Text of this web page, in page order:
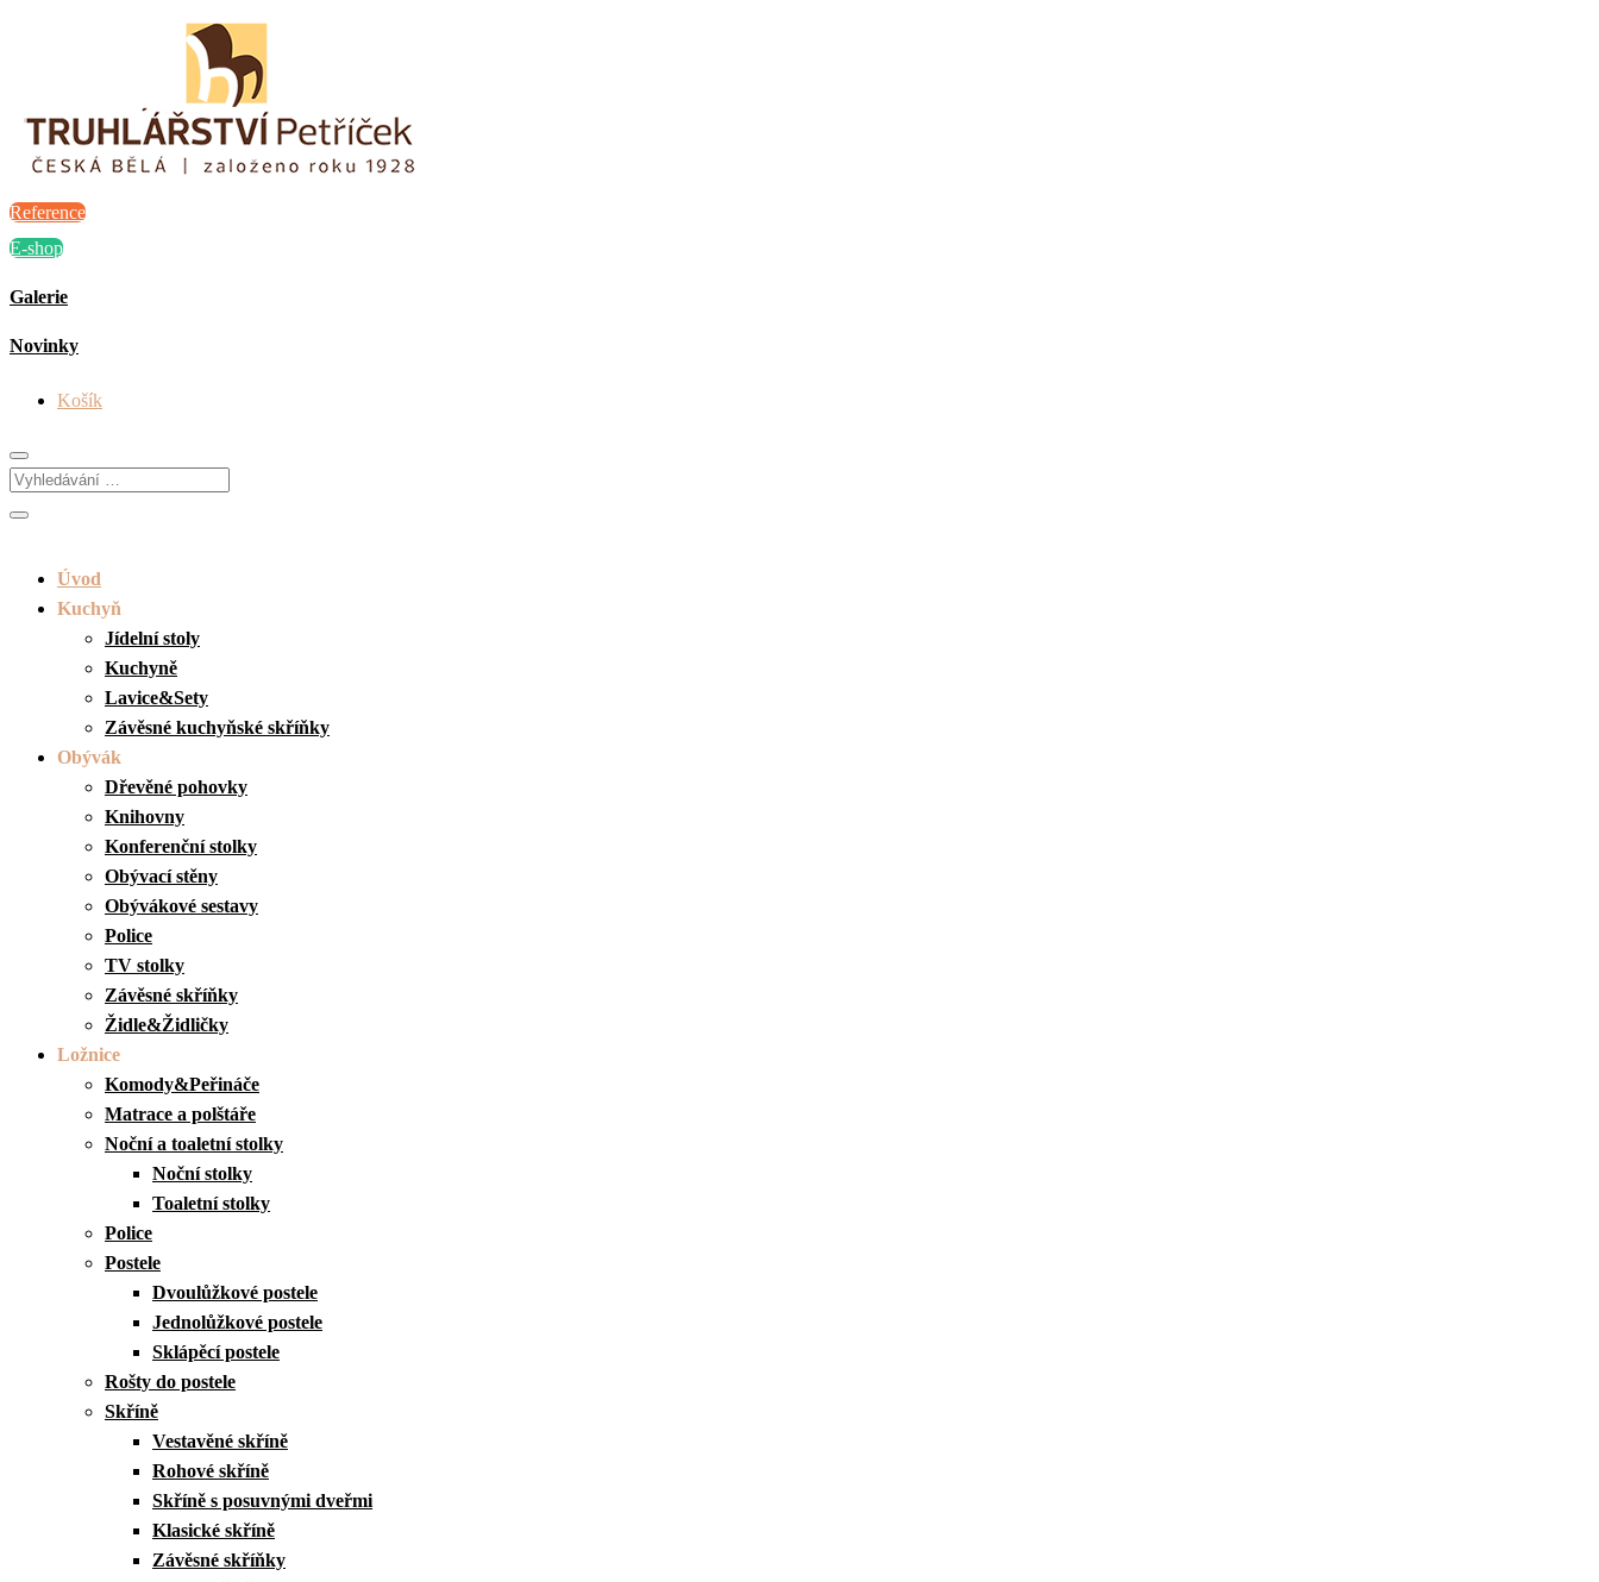
Reference
E-shop
Galerie
Novinky
Košík
Úvod
Kuchyň
Jídelní stoly
Kuchyně
Lavice&Sety
Závěsné kuchyňské skříňky
Obývák
Dřevěné pohovky
Knihovny
Konferenční stolky
Obývací stěny
Obývákové sestavy
Police
TV stolky
Závěsné skříňky
Židle&Židličky
Ložnice
Komody&Peřináče
Matrace a polštáře
Noční a toaletní stolky
Noční stolky
Toaletní stolky
Police
Postele
Dvoulůžkové postele
Jednolůžkové postele
Sklápěcí postele
Rošty do postele
Skříně
Vestavěné skříně
Rohové skříně
Skříně s posuvnými dveřmi
Klasické skříně
Závěsné skříňky